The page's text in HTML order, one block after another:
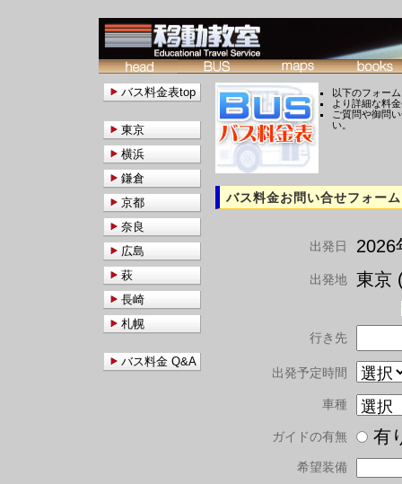
以下のフォー
より詳細な料
ご質問や御問
い。
バス料金お問い合せフォーム
出発日 2026
出発地 東京
行き先
出発予定時間
車種
ガイドの有無
希望装備
バス料金表top
東京
横浜
鎌倉
京都
奈良
広島
萩
長崎
札幌
バス料金 Q&A